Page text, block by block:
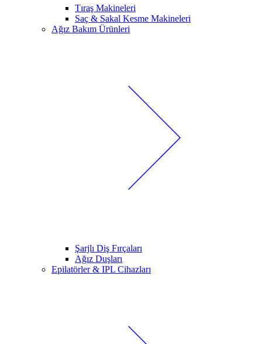
Tıraş Makineleri
Saç & Sakal Kesme Makineleri
Ağız Bakım Ürünleri
Şarjlı Diş Fırçaları
Ağız Duşları
Epilatörler & IPL Cihazları